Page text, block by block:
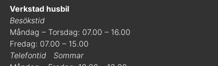
Verkstad husbil
Besökstid
Måndag – Torsdag: 07.00 – 16.00
Fredag: 07.00 – 15.00
Telefontid
Sommar